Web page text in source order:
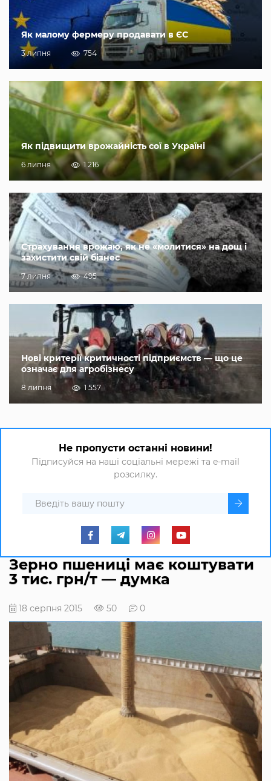
Як малому фермеру продавати в ЄС
3 липня 754
Як підвищити врожайність сої в Україні
6 липня 1 216
Страхування врожаю, як не «молитися» на дощ і
захистити свій бізнес
7 липня 495
Нові критерії критичності підприємств — що це
означає для агробізнесу
8 липня 1 557
Не пропусти останні новини!
Підписуйся на наші соціальні мережі та e-mail
розсилку.
Зерно пшениці має коштувати
3 тис. грн/т — думка
18 серпня 2015 50 0